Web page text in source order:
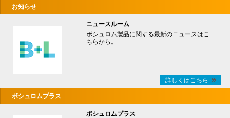
お知らせ
ニュースルーム
ボシュロム製品に関する最新のニュースはこ
ちらから。
詳しくはこちら
ボシュロムプラス
ボシュロムプラス